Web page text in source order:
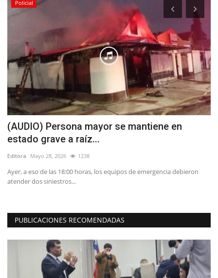
Policial
(AUDIO) Persona mayor se mantiene en
estado grave a raíz...
Editora Mayo 28, 2026 1238
Ayer, a eso de las 18:00 horas, los equipos de emergencia debieron
atender dos siniestros...
PUBLICACIONES RECOMENDADAS